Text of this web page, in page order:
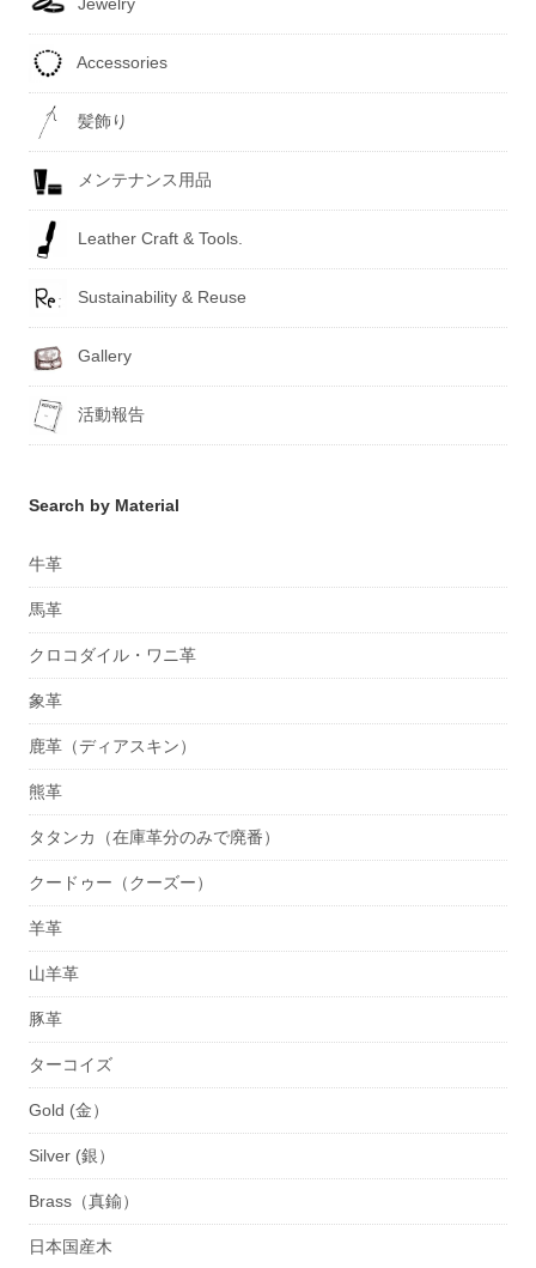
Accessories
髪飾り
メンテナンス用品
Leather Craft & Tools.
Sustainability & Reuse
Gallery
活動報告
Search by Material
牛革
馬革
クロコダイル・ワニ革
象革
鹿革（ディアスキン）
熊革
タタンカ（在庫革分のみで廃番）
クードゥー（クーズー）
羊革
山羊革
豚革
ターコイズ
Gold (金）
Silver (銀）
Brass（真鍮）
日本国産木